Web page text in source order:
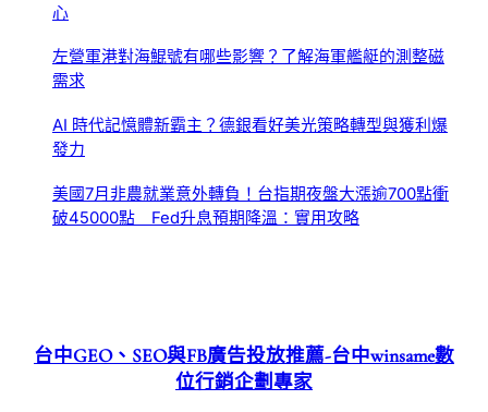
心
左營軍港對海鯤號有哪些影響？了解海軍艦艇的測整磁
需求
AI 時代記憶體新霸主？德銀看好美光策略轉型與獲利爆
發力
美國7月非農就業意外轉負！台指期夜盤大漲逾700點衝
破45000點 Fed升息預期降溫：實用攻略
台中GEO、SEO與FB廣告投放推薦-台中winsame數
位行銷企劃專家